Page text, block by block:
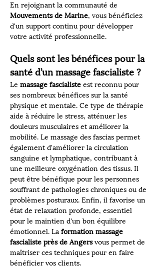
En rejoignant la communauté de
Mouvements de Marine, vous bénéficiez
d'un support continu pour développer
votre activité professionnelle.
Quels sont les bénéfices pour la
santé d’un massage fascialiste ?
Le massage fascialiste est reconnu pour
ses nombreux bénéfices sur la santé
physique et mentale. Ce type de thérapie
aide à réduire le stress, atténuer les
douleurs musculaires et améliorer la
mobilité. Le massage des fascias permet
également d'améliorer la circulation
sanguine et lymphatique, contribuant à
une meilleure oxygénation des tissus. Il
peut être bénéfique pour les personnes
souffrant de pathologies chroniques ou de
problèmes posturaux. Enfin, il favorise un
état de relaxation profonde, essentiel
pour le maintien d'un bon équilibre
émotionnel. La formation massage
fascialiste près de Angers vous permet de
maîtriser ces techniques pour en faire
bénéficier vos clients.